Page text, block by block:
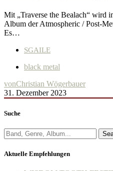
Mit „Traverse the Bealach“ wird
Album der Atmospheric / Post-
Es…
SGAILE
black metal
vonChristian Wögerbauer
31. Dezember 2023
Suche
Aktuelle Empfehlungen